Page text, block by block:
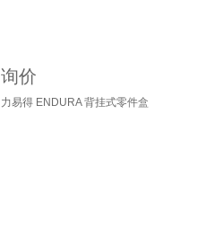
询价
力易得 ENDURA 背挂式零件盒